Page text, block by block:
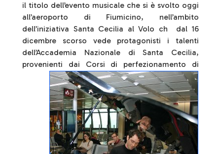
il titolo dell’evento musicale che si è svolto oggi
all’aeroporto di Fiumicino, nell’ambito
dell’iniziativa Santa Cecilia al Volo ch dal 16
dicembre scorso vede protagonisti i talenti
dell’Accademia Nazionale di Santa Cecilia,
provenienti dai Corsi di perfezionamento di